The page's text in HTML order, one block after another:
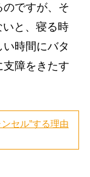
のですが、そ
いと、寝る時
時間にバタ
障をきたす
セル”する理由